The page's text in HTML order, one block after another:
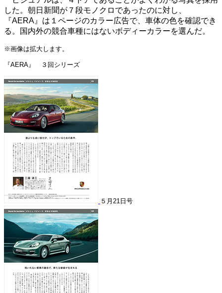
した。朝日新聞が７段モノクロであったのに対し、
『AERA』は１ページのカラー広告で、車体の色を確認でき
る。国内外の競合車種にはないボディーカラーを選んだ。
※画像は拡大します。
『AERA』 ３回シリーズ
５月21日号